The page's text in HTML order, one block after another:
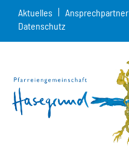
Aktuelles Ansprechpartner
Datenschutz